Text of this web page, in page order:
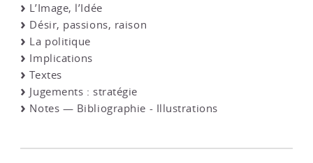
L’Image, l’Idée
Désir, passions, raison
La politique
Implications
Textes
Jugements : stratégie
Notes — Bibliographie - Illustrations